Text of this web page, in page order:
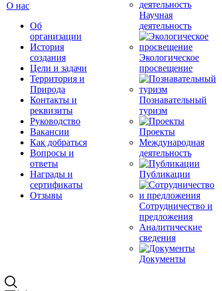
О нас
Об
организации
История
создания
Цели и задачи
Территория и
Природа
Контакты и
реквизиты
Руководство
Вакансии
Как добраться
Вопросы и
ответы
Награды и
сертификаты
Отзывы
Научная
деятельность
Экологическое
просвещение
Познавательный
туризм
Проекты
Международная
деятельность
Публикации
Сотрудничество и
предложения
Аналитические
сведения
Документы